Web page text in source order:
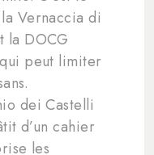
Vernaccia di
la DOCG
peut limiter
dei Castelli
d’un cahier
les